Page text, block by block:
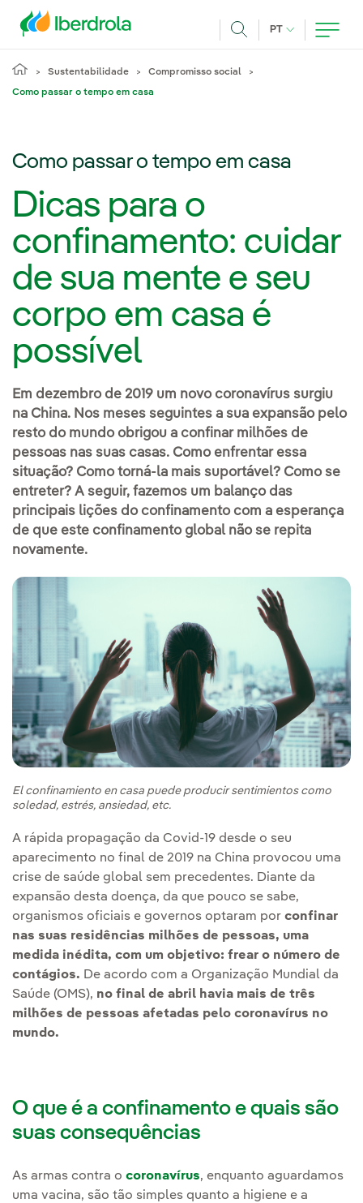
PT IDIOMA ATUAL,
Sustentabilidade Compromisso social
Como passar o tempo em casa
Como passar o tempo em casa
Dicas para o
confinamento: cuidar
de sua mente e seu
corpo em casa é
possível
Em dezembro de 2019 um novo coronavírus surgiu
na China. Nos meses seguintes a sua expansão pelo
resto do mundo obrigou a confinar milhões de
pessoas nas suas casas. Como enfrentar essa
situação? Como torná-la mais suportável? Como se
entreter? A seguir, fazemos um balanço das
principais lições do confinamento com a esperança
de que este confinamento global não se repita
novamente.
El confinamiento en casa puede producir sentimientos como
soledad, estrés, ansiedad, etc.
A rápida propagação da Covid-19 desde o seu
aparecimento no final de 2019 na China provocou uma
crise de saúde global sem precedentes. Diante da
expansão desta doença, da que pouco se sabe,
organismos oficiais e governos optaram por confinar
nas suas residências milhões de pessoas, uma
medida inédita, com um objetivo: frear o número de
contágios. De acordo com a Organização Mundial da
Saúde (OMS), no final de abril havia mais de três
milhões de pessoas afetadas pelo coronavírus no
mundo.
O que é a confinamento e quais são
suas consequências
As armas contra o coronavírus, enquanto aguardamos
uma vacina, são tão simples quanto a higiene e a